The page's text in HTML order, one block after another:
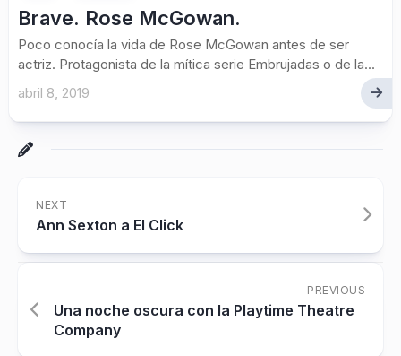
Brave. Rose McGowan.
Poco conocía la vida de Rose McGowan antes de ser
actriz. Protagonista de la mítica serie Embrujadas o de la...
abril 8, 2019
NEXT
Ann Sexton a El Click
PREVIOUS
Una noche oscura con la Playtime Theatre
Company